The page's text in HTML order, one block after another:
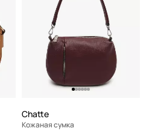
Chatte
Кожаная сумка